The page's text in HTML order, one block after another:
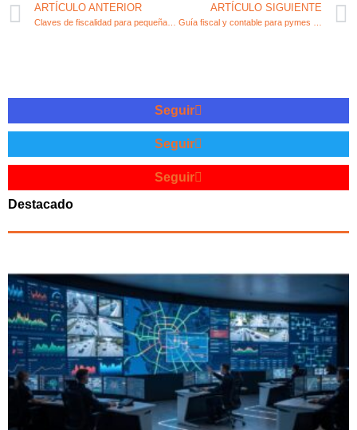
ARTÍCULO ANTERIOR ARTÍCULO SIGUIENTE
Seguir
Seguir
Seguir
Destacado